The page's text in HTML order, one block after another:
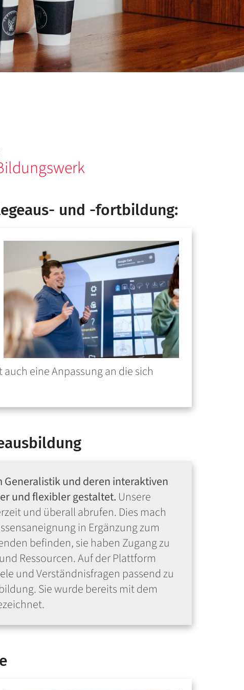
und -fortbildung:
eine Anpassung an die sich
und deren interaktiven
und flexibler gestaltet. Unsere
und überall abrufen. Dies mach
in Ergänzung zum
befinden, sie haben Zugang zu
Ressourcen. Auf der Plattform
und Verständnisfragen passend zu
Sie wurde bereits mit dem